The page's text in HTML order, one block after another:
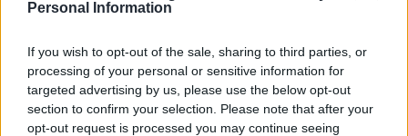
Personal Information
If you wish to opt-out of the sale, sharing to third parties, or
processing of your personal or sensitive information for
targeted advertising by us, please use the below opt-out
section to confirm your selection. Please note that after your
opt-out request is processed you may continue seeing
Δεν υπάρχει καμία αξιολόγηση ακόμη.
Κάνετε την πρώτη αξιολόγηση για το προϊόν: “Ο ΕΛΙΚΑΣ”
Η ηλ. διεύθυνση σας δεν δημοσιεύεται. Τα υποχρεωτικά πεδία
σημειώνονται με*
Η βαθμολογία σας *